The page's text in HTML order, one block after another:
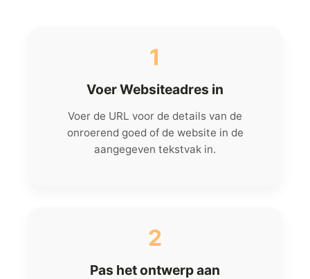
1
Voer Websiteadres in
Voer de URL voor de details van de
onroerend goed of de website in de
aangegeven tekstvak in.
2
Pas het ontwerp aan